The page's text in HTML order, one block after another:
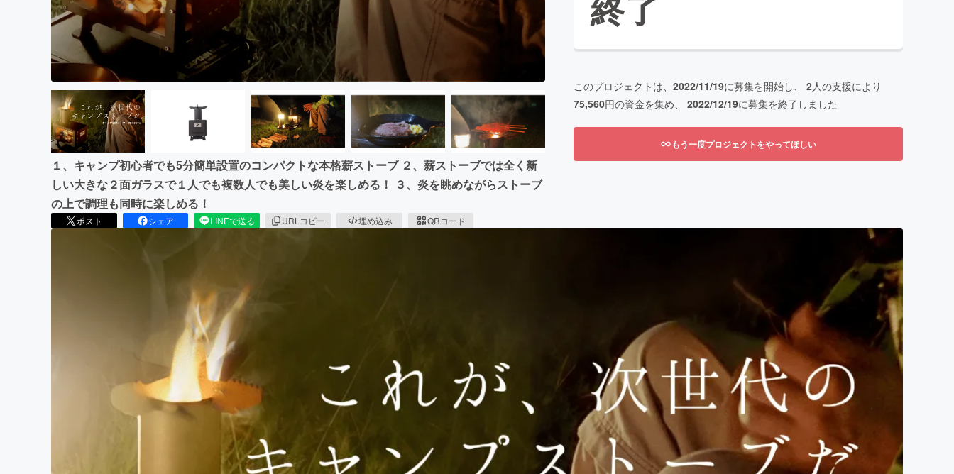
１、キャンプ初心者でも5分簡単設置のコンパクトな本格薪ストーブ ２、薪ストーブでは全く新
しい大きな２面ガラスで１人でも複数人でも美しい炎を楽しめる！ ３、炎を眺めながらストーブ
の上で調理も同時に楽しめる！
ポスト シェア LINEで送る URLコピー 埋め込み QRコード
このプロジェクトは、 2022/11/19に募集を開始し、 2人の支援により
75,560円の資金を集め、 2022/12/19に募集を終了しました
もう一度プロジェクトをやってほしい